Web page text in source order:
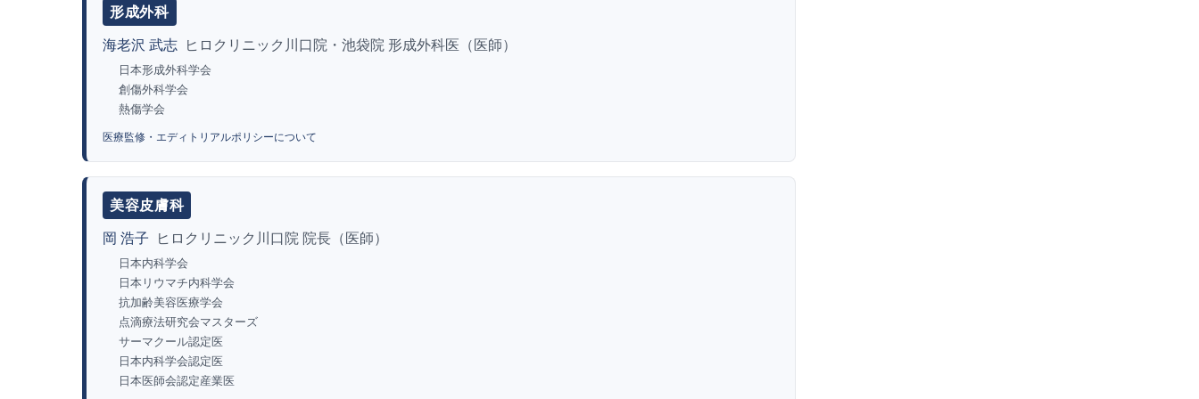
形成外科
海老沢 武志 ヒロクリニック川口院・池袋院 形成外科医（医師）
日本形成外科学会
創傷外科学会
熱傷学会
医療監修・エディトリアルポリシーについて
美容皮膚科
岡 浩子 ヒロクリニック川口院 院長（医師）
日本内科学会
日本リウマチ内科学会
抗加齢美容医療学会
点滴療法研究会マスターズ
サーマクール認定医
日本内科学会認定医
日本医師会認定産業医